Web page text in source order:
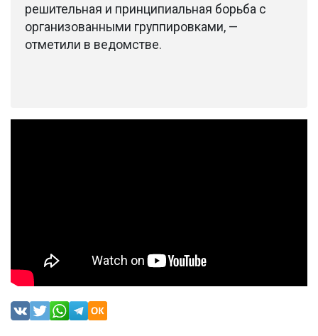
решительная и принципиальная борьба с
организованными группировками, —
отметили в ведомстве.